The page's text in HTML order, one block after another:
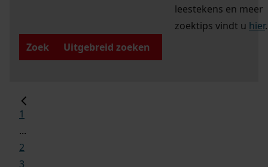
leestekens en meer
zoektips vindt u hier.
Zoek
Uitgebreid zoeken
1
...
2
3